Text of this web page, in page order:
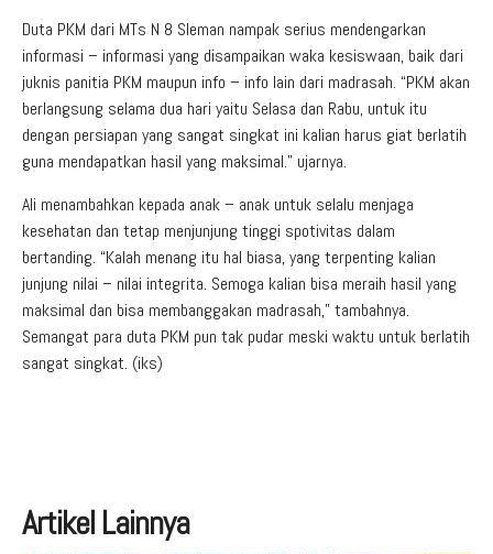
Duta PKM dari MTs N 8 Sleman nampak serius mendengarkan
informasi – informasi yang disampaikan waka kesiswaan, baik dari
juknis panitia PKM maupun info – info lain dari madrasah. “PKM akan
berlangsung selama dua hari yaitu Selasa dan Rabu, untuk itu
dengan persiapan yang sangat singkat ini kalian harus giat berlatih
guna mendapatkan hasil yang maksimal.” ujarnya.
Ali menambahkan kepada anak – anak untuk selalu menjaga
kesehatan dan tetap menjunjung tinggi spotivitas dalam
bertanding. “Kalah menang itu hal biasa, yang terpenting kalian
junjung nilai – nilai integrita. Semoga kalian bisa meraih hasil yang
maksimal dan bisa membanggakan madrasah,” tambahnya.
Semangat para duta PKM pun tak pudar meski waktu untuk berlatih
sangat singkat. (iks)
Artikel Lainnya